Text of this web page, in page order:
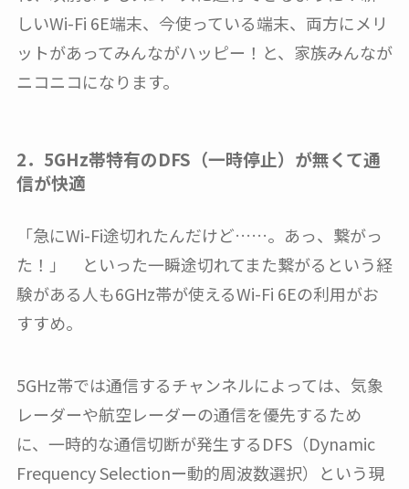
しいWi-Fi 6E端末、今使っている端末、両方にメリ
ットがあってみんながハッピー！と、家族みんなが
ニコニコになります。
2．5GHz帯特有のDFS（一時停止）が無くて通
信が快適
「急にWi-Fi途切れたんだけど……。あっ、繋がっ
た！」 といった一瞬途切れてまた繋がるという経
験がある人も6GHz帯が使えるWi-Fi 6Eの利用がお
すすめ。
5GHz帯では通信するチャンネルによっては、気象
レーダーや航空レーダーの通信を優先するため
に、一時的な通信切断が発生するDFS（Dynamic
Frequency Selectionー動的周波数選択）という現